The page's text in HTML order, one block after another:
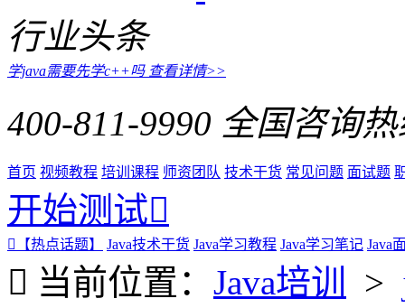
行业头条
学java需要先学c++吗 查看详情>>
400-811-9990 全国咨询
首页 视频教程 培训课程 师资团队 技术干货 常见问题 面试题
开始测试
【热点话题】 Java技术干货 Java学习教程 Java学习笔记 Java
当前位置： Java培训 >